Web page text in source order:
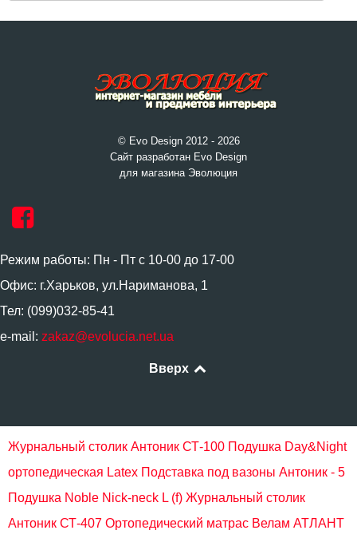
© Evo Design 2012 - 2026
Сайт разработан Evo Design
для магазина Эволюция
Режим работы: Пн - Пт с 10-00 до 17-00
Офис: г.Харьков, ул.Нариманова, 1
Тел: (099)032-85-41
e-mail: zakaz@evolucia.net.ua
Вверх
Журнальный столик Антоник СТ-100 Подушка Day&Night
ортопедическая Latex Подставка под вазоны Антоник - 5
Подушка Noble Nick-neck L (f) Журнальный столик
Антоник СТ-407 Ортопедический матрас Велам АТЛАНТ